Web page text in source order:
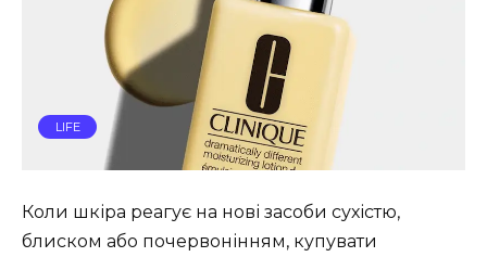
LIFE
Коли шкіра реагує на нові засоби сухістю,
блиском або почервонінням, купувати